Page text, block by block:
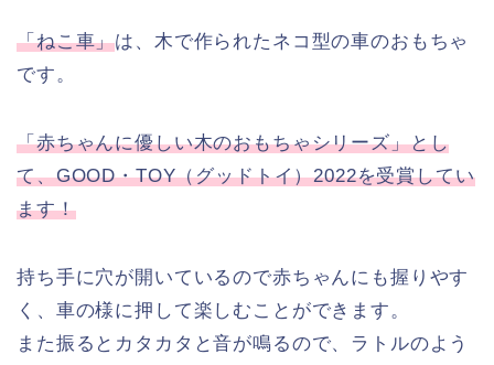
「ねこ車」は、木で作られたネコ型の車のおもちゃ
です。
「赤ちゃんに優しい木のおもちゃシリーズ」とし
て、GOOD・TOY（グッドトイ）2022を受賞してい
ます！
持ち手に穴が開いているので赤ちゃんにも握りやす
く、車の様に押して楽しむことができます。
また振るとカタカタと音が鳴るので、ラトルのよう